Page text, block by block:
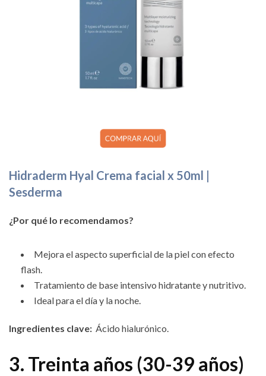
Hidraderm Hyal Crema facial x 50ml |
Sesderma
¿Por qué lo recomendamos?
Mejora el aspecto superficial de la piel con efecto
flash.
Tratamiento de base intensivo hidratante y nutritivo.
Ideal para el día y la noche.
Ingredientes clave: Ácido hialurónico.
3. Treinta años (30-39 años)